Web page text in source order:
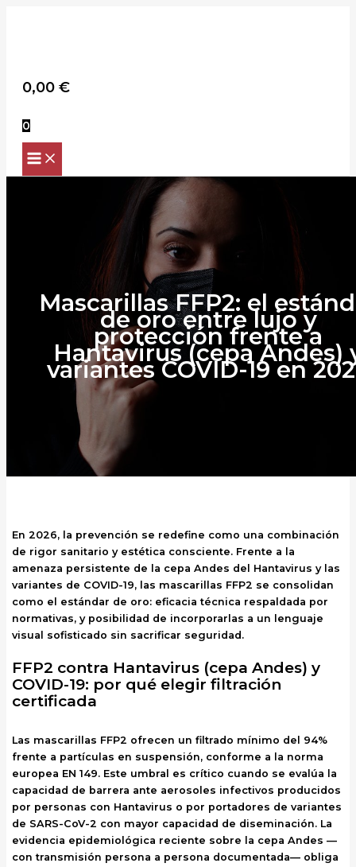
0,00 €
0
Mascarillas FFP2: el
de oro entre lujo y
protección frente a
Hantavirus (cepa Andes)
variantes COVID-19 en
En 2026, la prevención se redefine como una combinación
de rigor sanitario y estética consciente. Frente a la
amenaza persistente de la cepa Andes del Hantavirus y las
variantes de COVID-19, las mascarillas FFP2 se consolidan
como el estándar de oro: eficacia técnica respaldada por
normativas, y posibilidad de incorporarlas a un lenguaje
visual sofisticado sin sacrificar seguridad.
FFP2 contra Hantavirus (cepa Andes) y
COVID-19: por qué elegir filtración
certificada
Las mascarillas FFP2 ofrecen un filtrado mínimo del 94%
frente a partículas en suspensión, conforme a la norma
europea EN 149. Este umbral es crítico cuando se evalúa la
capacidad de barrera ante aerosoles infectivos producidos
por personas con Hantavirus o por portadores de variantes
de SARS-CoV-2 con mayor capacidad de diseminación. La
evidencia epidemiológica reciente sobre la cepa Andes —
con transmisión persona a persona documentada— obliga